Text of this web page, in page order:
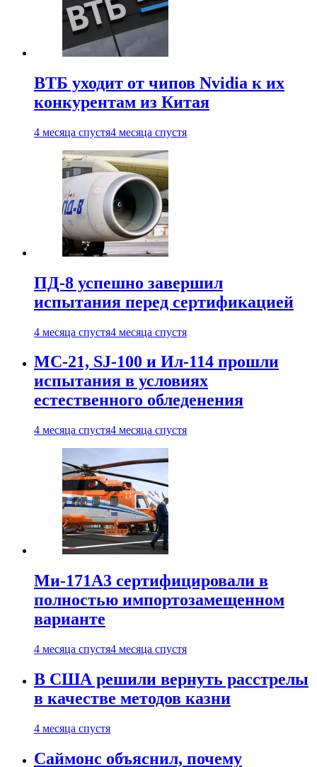
ВТБ уходит от чипов Nvidia к их
конкурентам из Китая
4 месяца спустя4 месяца спустя
ПД-8 успешно завершил
испытания перед сертификацией
4 месяца спустя4 месяца спустя
МС-21, SJ-100 и Ил-114 прошли
испытания в условиях
естественного обледенения
4 месяца спустя4 месяца спустя
Ми-171А3 сертифицировали в
полностью импортозамещенном
варианте
4 месяца спустя4 месяца спустя
В США решили вернуть расстрелы
в качестве методов казни
4 месяца спустя
Саймонс объяснил, почему